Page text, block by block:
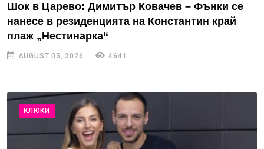
Шок в Царево: Димитър Ковачев – Фънки се
нанесе в резиденцията на Константин край
плаж „Нестинарка“
AUGUST 05, 2026 4641
КЛЮКИ